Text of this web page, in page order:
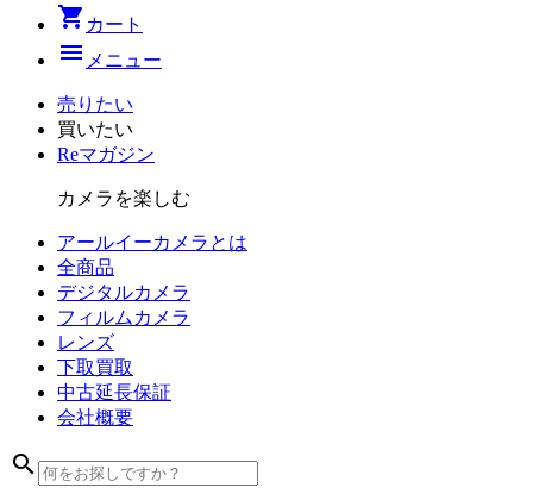
shopping_cart カート
menu メニュー
売りたい
買いたい
Reマガジン
カメラを楽しむ
アールイーカメラとは
全商品
デジタルカメラ
フィルム カメラ
レンズ
下取買取
中古延長保証
会社概要
search